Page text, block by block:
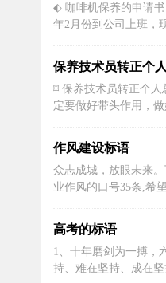
车，还有汽车保养和维
心，可以一站式解决
⬖ 咖啡机保养的申请
年2月份到公司上班，
的积极配合下，我与
作，较好地完成各项
请书。下面我将近几
方面的情况向大家做
保养技术员转正个
⌑ 保养技术员转正个
定要做好带头作用，
直没有经历收获过的
西才是真正的学习到
也有了很多信心，作
时候都是技术是说话
作风建设标语
众志成城，放眼未来
业作风的口号35条,希
赖的地产企业。2、建
业绩。3、实力成就梦
兴家，科系民生。5、
角色，勇敢承担责任。
高考的标语
1、十年磨剑为一搏，
持、难在坚持、成在